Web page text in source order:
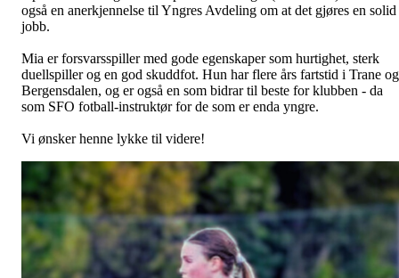
også en anerkjennelse til Yngres Avdeling om at det gjøres en solid
jobb.
Mia er forsvarsspiller med gode egenskaper som hurtighet, sterk
duellspiller og en god skuddfot. Hun har flere års fartstid i Trane og
Bergensdalen, og er også en som bidrar til beste for klubben - da
som SFO fotball-instruktør for de som er enda yngre.
Vi ønsker henne lykke til videre!